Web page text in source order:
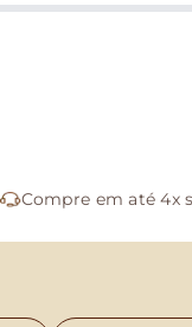
Compre em até 4x